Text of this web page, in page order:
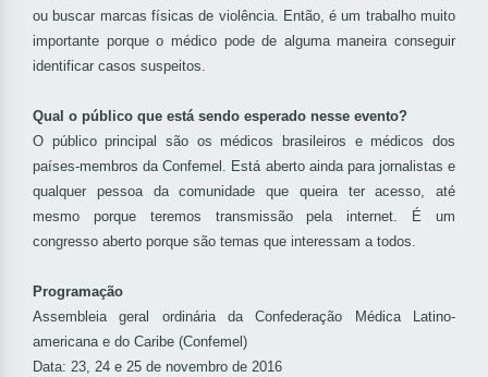
ou buscar marcas físicas de violência. Então, é um trabalho muito
importante porque o médico pode de alguma maneira conseguir
identificar casos suspeitos.
Qual o público que está sendo esperado nesse evento?
O público principal são os médicos brasileiros e médicos dos
países-membros da Confemel. Está aberto ainda para jornalistas e
qualquer pessoa da comunidade que queira ter acesso, até
mesmo porque teremos transmissão pela internet. É um
congresso aberto porque são temas que interessam a todos.
Programação
Assembleia geral ordinária da Confederação Médica Latino-
americana e do Caribe (Confemel)
Data: 23, 24 e 25 de novembro de 2016